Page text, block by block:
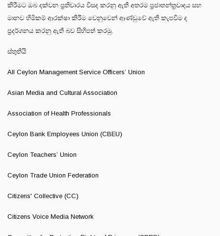
කිරීමට ඔබ දක්වන ප්‍රතිචාරය විසද කරනු ඇති අතරම ප්‍රජාතන්ත්‍රවාදය සහ
මානව හිමිකම් ආරක්ෂා කිරීම වෙනුවෙන් ආණ්ඩුවේ ඇති කැපවීම ද
ප්‍රදර්ශනය කරනු ඇති බව සිහිපත් කරමු.
ස්තුතියි
All Ceylon Management Service Officers’ Union
Asian Media and Cultural Association
Association of Health Professionals
Ceylon Bank Employees Union (CBEU)
Ceylon Teachers’ Union
Ceylon Trade Union Federation
Citizens' Collective (CC)
Citizens Voice Media Network